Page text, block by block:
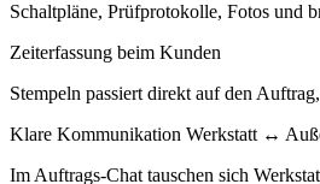
Schaltpläne, Prüfprotokolle, Fotos und
Zeiterfassung beim Kunden
Stempeln passiert direkt auf den
Klare Kommunikation Werkstatt ↔
Im Auftrags-Chat tauschen sich